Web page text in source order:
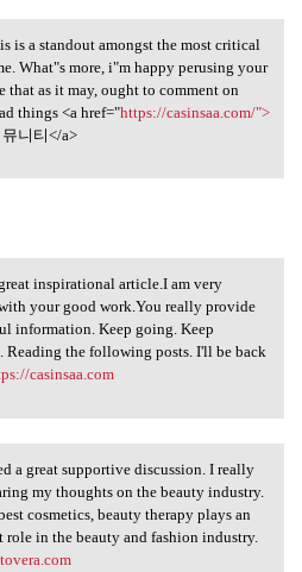
is a standout
is a standout amongst the most critical
What"s more, i"m happy perusing your
that as it may, ought to comment on
things <a href="https://casinsaa.com/">
니티</a>
inspirational
inspirational article.I am very
your good work.You really provide
information. Keep going. Keep
Reading the following posts. I'll be back
casinsaa.com
a great
a great supportive discussion. I really
my thoughts on the beauty industry.
cosmetics, beauty therapy plays an
role in the beauty and fashion industry.